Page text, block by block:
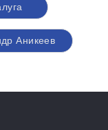
Аникеев